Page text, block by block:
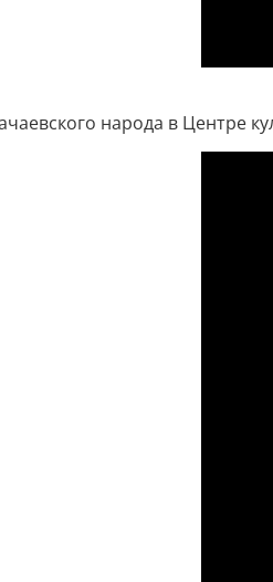
народа в Центре